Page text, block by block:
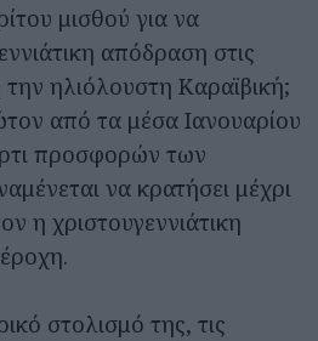
μισθού για να
απόδραση στις
την ηλιόλουστη Καραϊβική;
από τα μέσα Ιανουαρίου
προσφορών των
να κρατήσει μέχρι
η χριστουγεννιάτικη
στολισμό της, τις